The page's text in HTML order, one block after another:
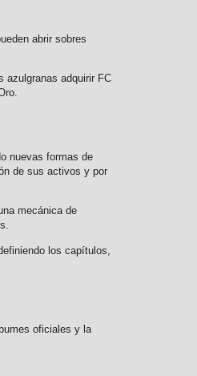
abrir sobres
azulgranas adquirir FC
nuevas formas de
de sus activos y por
mecánica de
los capítulos,
oficiales y la